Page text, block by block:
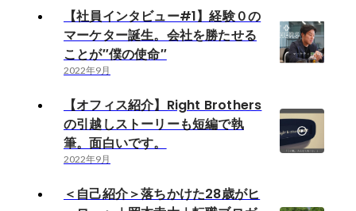
【社員インタビュー#1】経験０の
マーケター誕生。会社を勝たせる
ことが″僕の使命″
2022年9月
【オフィス紹介】Right Brothers
の引越しストーリーも短編で執
筆。面白いです。
2022年9月
＜自己紹介＞落ちかけた28歳がヒ